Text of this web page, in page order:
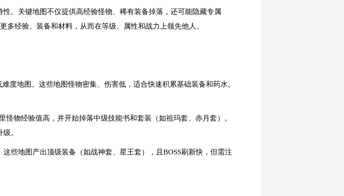
。关键地图不仅提供高经验怪物、稀有装备掉落，还可能隐藏专属
多经验、装备和材料，从而在等级、属性和战力上领先他人。
度地图。这些地图怪物密集、伤害低，适合快速积累基础装备和药水。
怪物经验值高，并开始掉落中级技能书和套装（如祖玛套、赤月套）。
。
些地图产出顶级装备（如战神套、星王套），且BOSS刷新快，但需注